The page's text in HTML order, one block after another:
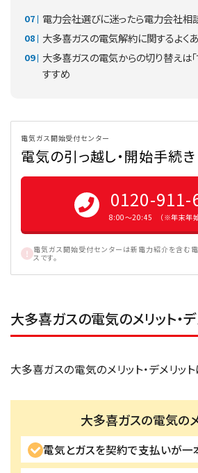
電力会社選びに迷ったら電力会社相
大多喜ガスの電気解約に関するよく
大多喜ガスの電気からの切り替えは
すすめ
電気ガス開始受付センター
電気の引っ越し・開始手続き
0120-911-
8:00〜20:45 （※年末年始
電気ガス開始受付センターは新電力紹介を含む
スです。
大多喜ガスの電気のメリット・デ
大多喜ガスの電気のメリット・デメリット
大多喜ガスの電気の
電気とガスを契約で支払いが一